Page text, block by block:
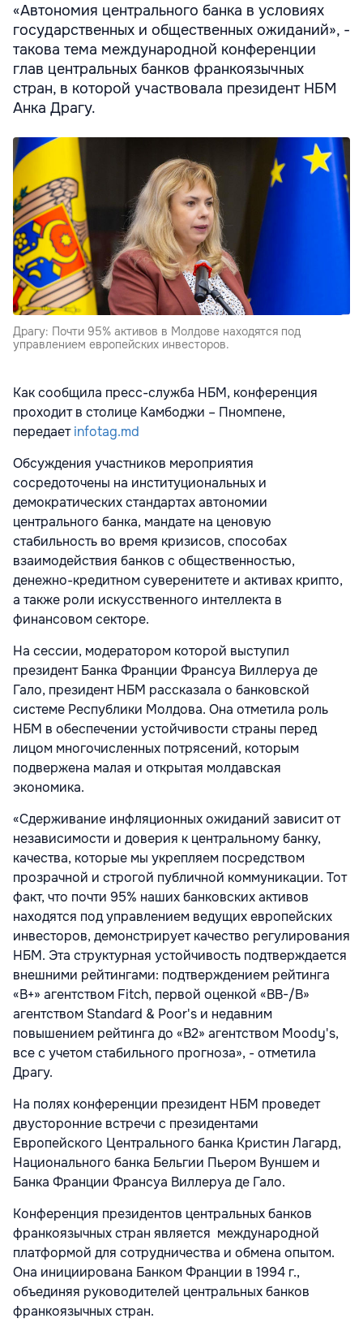
«Автономия центрального банка в условиях
государственных и общественных ожиданий», -
такова тема международной конференции
глав центральных банков франкоязычных
стран, в которой участвовала президент НБМ
Анка Драгу.
Драгу: Почти 95% активов в Молдове находятся под
управлением европейских инвесторов.
Как сообщила пресс-служба НБМ, конференция
проходит в столице Камбоджи – Пномпене,
передаетinfotag.md
Обсуждения участников мероприятия
сосредоточены на институциональных и
демократических стандартах автономии
центрального банка, мандате на ценовую
стабильность во время кризисов, способах
взаимодействия банков с общественностью,
денежно-кредитном суверенитете и активах крипто,
а также роли искусственного интеллекта в
финансовом секторе.
На сессии, модератором которой выступил
президент Банка Франции Франсуа Виллеруа де
Гало, президент НБМ рассказала о банковской
системе Республики Молдова. Она отметила роль
НБМ в обеспечении устойчивости страны перед
лицом многочисленных потрясений, которым
подвержена малая и открытая молдавская
экономика.
«Сдерживание инфляционных ожиданий зависит от
независимости и доверия к центральному банку,
качества, которые мы укрепляем посредством
прозрачной и строгой публичной коммуникации. Тот
факт, что почти 95% наших банковских активов
находятся под управлением ведущих европейских
инвесторов, демонстрирует качество регулирования
НБМ. Эта структурная устойчивость подтверждается
внешними рейтингами: подтверждением рейтинга
«B+» агентством Fitch, первой оценкой «BB-/B»
агентством Standard & Poor's и недавним
повышением рейтинга до «B2» агентством Moody's,
все с учетом стабильного прогноза», - отметила
Драгу.
На полях конференции президент НБМ проведет
двусторонние встречи с президентами
Европейского Центрального банка Кристин Лагард,
Национального банка Бельгии Пьером Вуншем и
Банка Франции Франсуа Виллеруа де Гало.
Конференция президентов центральных банков
франкоязычных стран является международной
платформой для сотрудничества и обмена опытом.
Она инициирована Банком Франции в 1994 г.,
объединяя руководителей центральных банков
франкоязычных стран.